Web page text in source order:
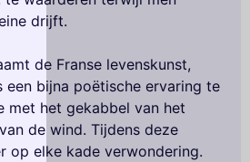
drijft.
de Franse levenskunst,
een bijna poëtische ervaring te
met het gekabbel van het
de wind. Tijdens deze
op elke kade verwondering.